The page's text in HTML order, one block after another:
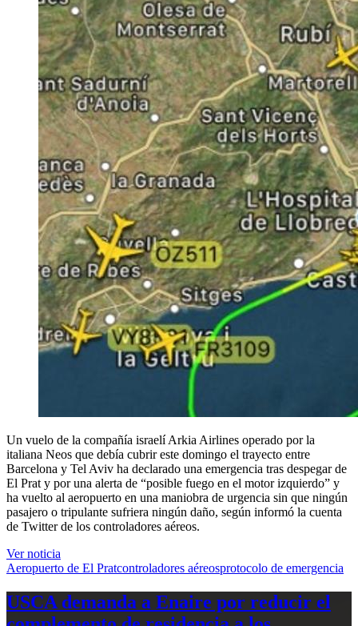
Un vuelo de la compañía israelí Arkia Airlines operado por la
italiana Neos que debía cubrir este domingo el trayecto entre
Barcelona y Tel Aviv ha declarado una emergencia tras despegar de
El Prat y por una alerta de “posible fuego en el motor izquierdo” y
ha vuelto al aeropuerto en una maniobra de urgencia sin que ningún
pasajero o tripulante sufriera ningún daño, según informó la cuenta
de Twitter de los controladores aéreos.
Ver noticia
Aeropuerto de El Pratcontroladores aéreosprotocolo de emergencia
USCA demanda a Enaire por reducir el